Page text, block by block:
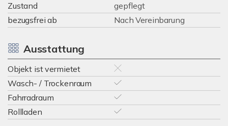
Zustand
gepflegt
bezugsfrei ab
Nach Vereinbarung
Ausstattung
Objekt ist vermietet
Wasch- / Trockenraum
Fahrradraum
Rollladen